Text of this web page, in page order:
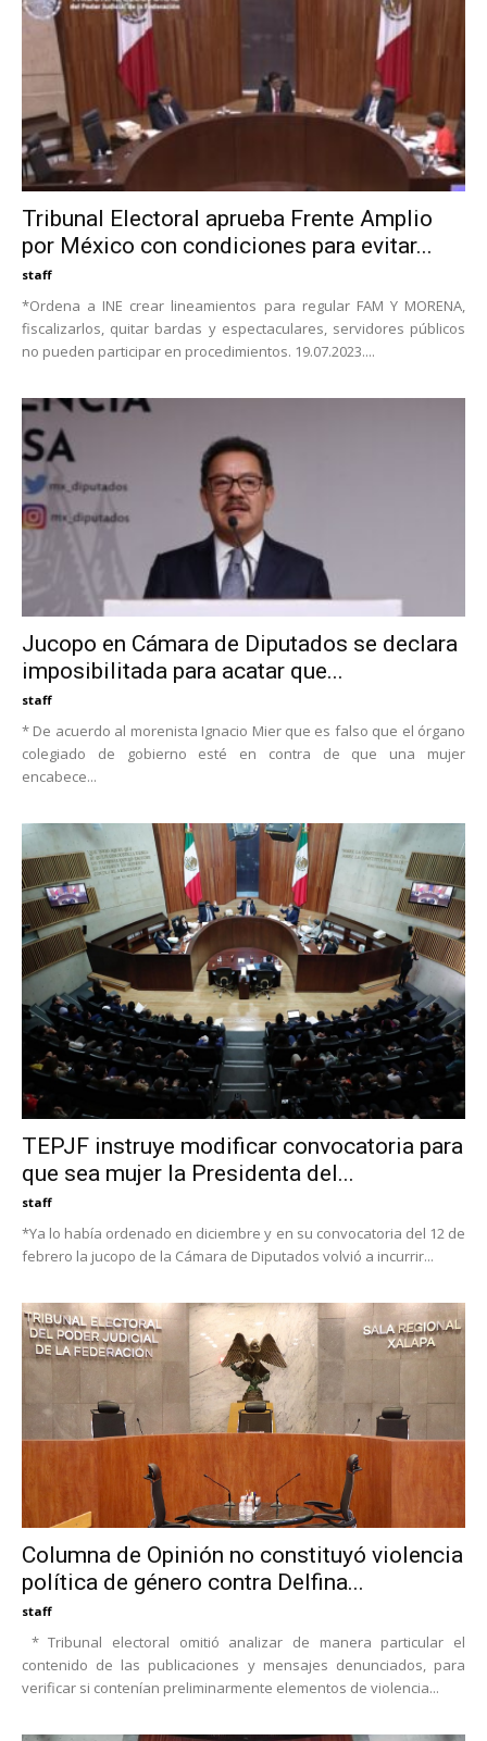
Tribunal Electoral aprueba Frente Amplio
por México con condiciones para evitar...
staff
*Ordena a INE crear lineamientos para regular FAM Y MORENA,
fiscalizarlos, quitar bardas y espectaculares, servidores públicos
no pueden participar en procedimientos. 19.07.2023....
Jucopo en Cámara de Diputados se declara
imposibilitada para acatar que...
staff
* De acuerdo al morenista Ignacio Mier que es falso que el órgano
colegiado de gobierno esté en contra de que una mujer
encabece...
TEPJF instruye modificar convocatoria para
que sea mujer la Presidenta del...
staff
*Ya lo había ordenado en diciembre y en su convocatoria del 12 de
febrero la jucopo de la Cámara de Diputados volvió a incurrir...
Columna de Opinión no constituyó violencia
política de género contra Delfina...
staff
* Tribunal electoral omitió analizar de manera particular el
contenido de las publicaciones y mensajes denunciados, para
verificar si contenían preliminarmente elementos de violencia...